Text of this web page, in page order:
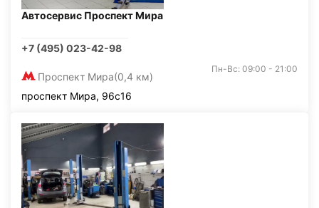
Автосервис Проспект Мира
+7 (495) 023-42-98
Проспект Мира(0,4 км)
Пн-Вс: 09:00 - 21:00
проспект Мира, 96с16